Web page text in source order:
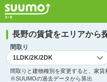
長野の賃貸をエリアから
間取り
間取りと建物種別を変更すると、家賃
※SUUMOの過去データから算出